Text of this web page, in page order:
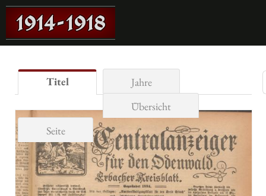
Titel
Jahre
Übersicht
Seite